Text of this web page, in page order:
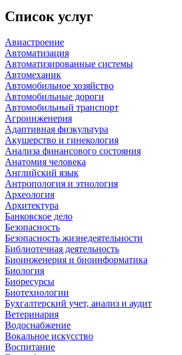
Список услуг
Авиастроение
Автоматизация
Автоматизированные системы
Автомеханик
Автомобильное хозяйство
Автомобильные дороги
Автомобильный транспорт
Агроинженерия
Адаптивная физкультура
Акушерство и гинекология
Анализа финансового состояния
Анатомия человека
Английский язык
Антропология и этнология
Археология
Архитектура
Банковское дело
Безопасность
Безопасность жизнедеятельности
Библиотечная деятельность
Биоинженерия и биоинформатика
Биология
Биоресурсы
Биотехнологии
Бухгалтерский учет, анализ и аудит
Ветеринария
Водоснабжение
Вокальное искусство
Воспитание